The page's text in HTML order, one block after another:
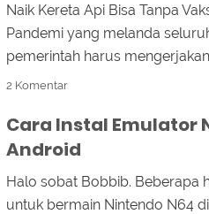
Naik Kereta Api Bisa Tanpa
Pandemi yang melanda
pemerintah harus
2 Komentar
Cara Instal Emulator
Android
Halo sobat Bobbib. Beberapa
untuk bermain Nintendo N64